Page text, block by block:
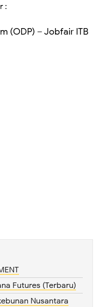
:
(ODP) – Jobfair ITB
Futures (Terbaru)
Nusantara